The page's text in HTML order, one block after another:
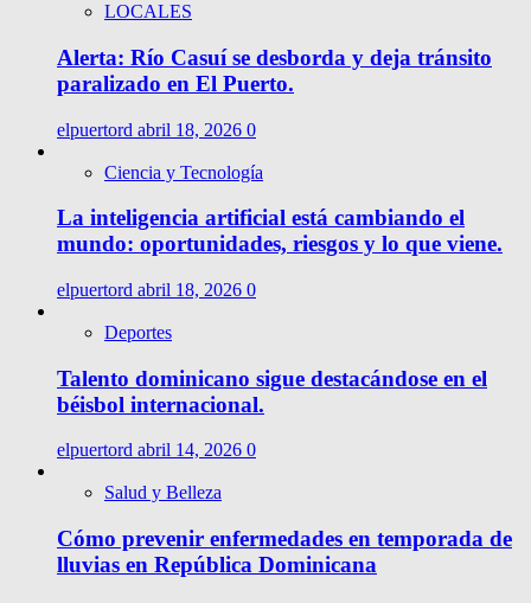
LOCALES
Alerta: Río Casuí se desborda y deja tránsito
paralizado en El Puerto.
elpuertord abril 18, 2026 0
Ciencia y Tecnología
La inteligencia artificial está cambiando el
mundo: oportunidades, riesgos y lo que viene.
elpuertord abril 18, 2026 0
Deportes
Talento dominicano sigue destacándose en el
béisbol internacional.
elpuertord abril 14, 2026 0
Salud y Belleza
Cómo prevenir enfermedades en temporada de
lluvias en República Dominicana